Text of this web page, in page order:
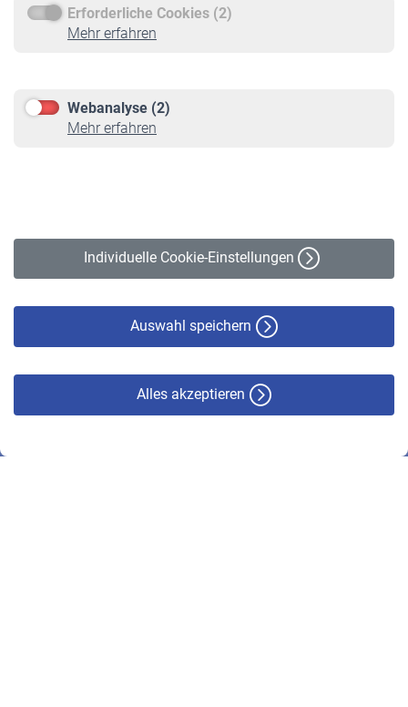
Erforderliche Cookies (2)
Mehr erfahren
Webanalyse (2)
Mehr erfahren
Individuelle Cookie-Einstellungen
Auswahl speichern
Alles akzeptieren
Service
Informationen
Online-Rechner
VBLnewsletter
Erklärung zur Barrierefreiheit
© VBL 2026